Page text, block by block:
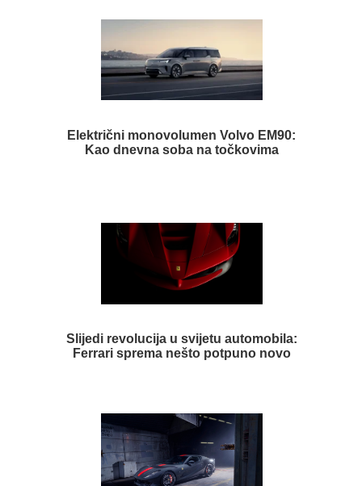
Električni monovolumen Volvo EM90:
Kao dnevna soba na točkovima
Slijedi revolucija u svijetu automobila:
Ferrari sprema nešto potpuno novo